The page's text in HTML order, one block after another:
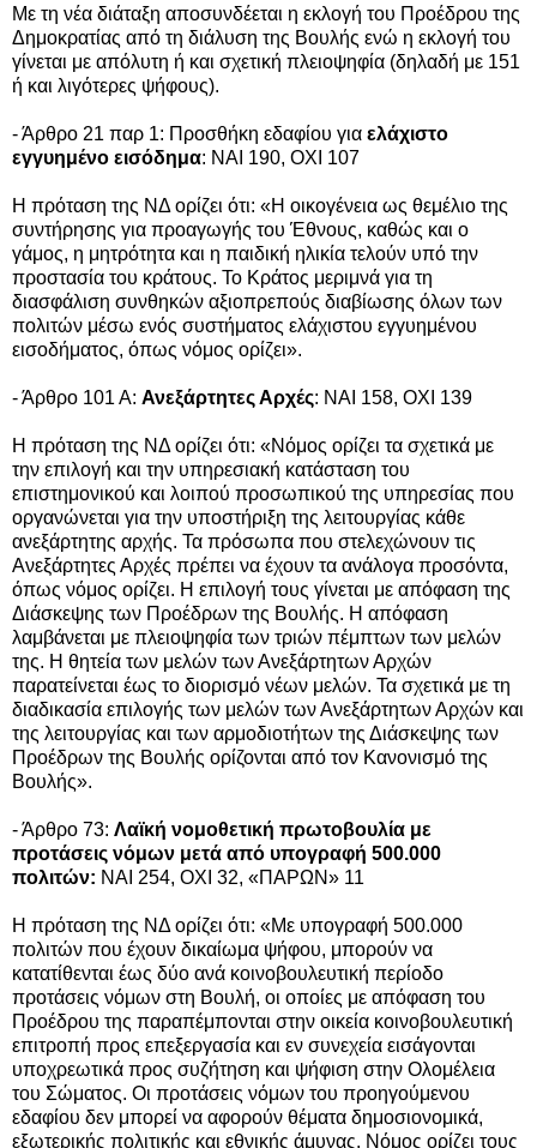
Με τη νέα διάταξη αποσυνδέεται η εκλογή του Προέδρου της
Δημοκρατίας από τη διάλυση της Βουλής ενώ η εκλογή του
γίνεται με απόλυτη ή και σχετική πλειοψηφία (δηλαδή με 151
ή και λιγότερες ψήφους).
- Άρθρο 21 παρ 1: Προσθήκη εδαφίου για ελάχιστο
εγγυημένο εισόδημα: ΝΑΙ 190, ΟΧΙ 107
Η πρόταση της ΝΔ ορίζει ότι: «Η οικογένεια ως θεμέλιο της
συντήρησης για προαγωγής του Έθνους, καθώς και ο
γάμος, η μητρότητα και η παιδική ηλικία τελούν υπό την
προστασία του κράτους. Το Κράτος μεριμνά για τη
διασφάλιση συνθηκών αξιοπρεπούς διαβίωσης όλων των
πολιτών μέσω ενός συστήματος ελάχιστου εγγυημένου
εισοδήματος, όπως νόμος ορίζει».
- Άρθρο 101 Α: Ανεξάρτητες Αρχές: ΝΑΙ 158, ΟΧΙ 139
Η πρόταση της ΝΔ ορίζει ότι: «Νόμος ορίζει τα σχετικά με
την επιλογή και την υπηρεσιακή κατάσταση του
επιστημονικού και λοιπού προσωπικού της υπηρεσίας που
οργανώνεται για την υποστήριξη της λειτουργίας κάθε
ανεξάρτητης αρχής. Τα πρόσωπα που στελεχώνουν τις
Ανεξάρτητες Αρχές πρέπει να έχουν τα ανάλογα προσόντα,
όπως νόμος ορίζει. Η επιλογή τους γίνεται με απόφαση της
Διάσκεψης των Προέδρων της Βουλής. Η απόφαση
λαμβάνεται με πλειοψηφία των τριών πέμπτων των μελών
της. Η θητεία των μελών των Ανεξάρτητων Αρχών
παρατείνεται έως το διορισμό νέων μελών. Τα σχετικά με τη
διαδικασία επιλογής των μελών των Ανεξάρτητων Αρχών και
της λειτουργίας και των αρμοδιοτήτων της Διάσκεψης των
Προέδρων της Βουλής ορίζονται από τον Κανονισμό της
Βουλής».
- Άρθρο 73: Λαϊκή νομοθετική πρωτοβουλία με
προτάσεις νόμων μετά από υπογραφή 500.000
πολιτών: ΝΑΙ 254, ΟΧΙ 32, «ΠΑΡΩΝ» 11
Η πρόταση της ΝΔ ορίζει ότι: «Με υπογραφή 500.000
πολιτών που έχουν δικαίωμα ψήφου, μπορούν να
κατατίθενται έως δύο ανά κοινοβουλευτική περίοδο
προτάσεις νόμων στη Βουλή, οι οποίες με απόφαση του
Προέδρου της παραπέμπονται στην οικεία κοινοβουλευτική
επιτροπή προς επεξεργασία και εν συνεχεία εισάγονται
υποχρεωτικά προς συζήτηση και ψήφιση στην Ολομέλεια
του Σώματος. Οι προτάσεις νόμων του προηγούμενου
εδαφίου δεν μπορεί να αφορούν θέματα δημοσιονομικά,
εξωτερικής πολιτικής και εθνικής άμυνας. Νόμος ορίζει τους